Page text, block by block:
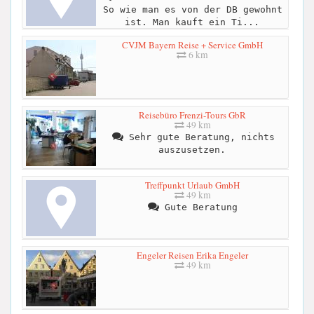
So wie man es von der DB gewohnt
ist. Man kauft ein Ti...
CVJM Bayern Reise + Service GmbH
6 km
Reisebüro Frenzi-Tours GbR
49 km
Sehr gute Beratung, nichts
auszusetzen.
Treffpunkt Urlaub GmbH
49 km
Gute Beratung
Engeler Reisen Erika Engeler
49 km